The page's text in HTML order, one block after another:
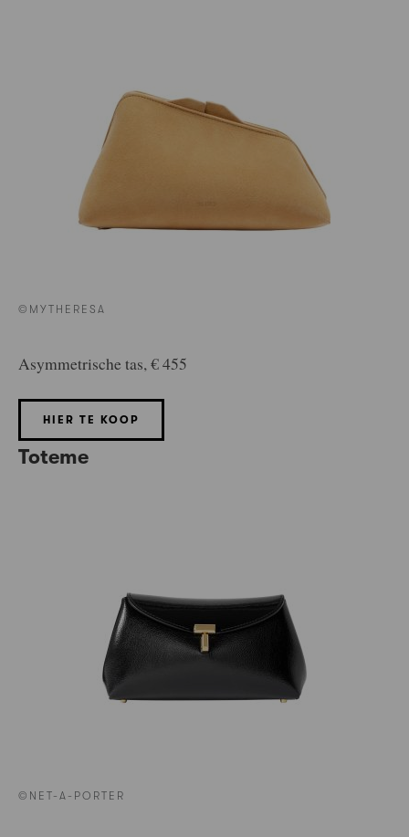
©MYTHERESA
Asymmetrische tas, € 455
HIER TE KOOP
Toteme
©NET-A-PORTER